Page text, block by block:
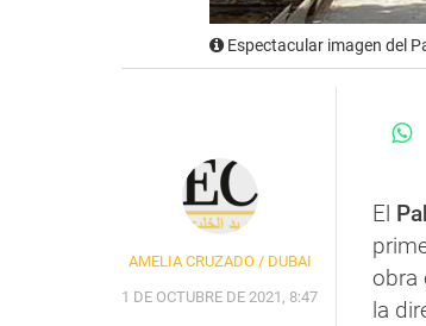
Espectacular imagen del
AMELIA CRUZADO / DUBAI
1 DE OCTUBRE DE 2021, 8:47
El
obra
la